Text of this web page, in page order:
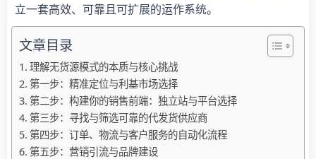
立一套高效、可靠且可扩展的运作系统。
文章目录
理解无货源模式的本质与核心挑战
第一步：精准定位与利基市场选择
第二步：构建你的销售前端：独立站与平台选择
第三步：寻找与筛选可靠的代发货供应商
第四步：订单、物流与客户服务的自动化流程
第五步：营销引流与品牌建设